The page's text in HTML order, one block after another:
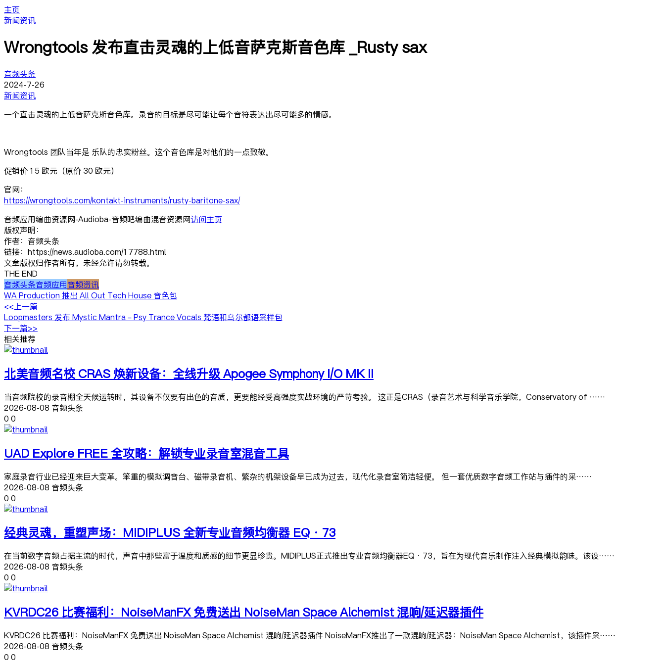
主页
新闻资讯
Wrongtools 发布直击灵魂的上低音萨克斯音色库 _Rusty sax
音频头条
2024-7-26
新闻资讯
一个直击灵魂的上低音萨克斯音色库。录音的目标是尽可能让每个音符表达出尽可能多的情感。
Wrongtools 团队当年是 乐队的忠实粉丝。这个音色库是对他们的一点致敬。
促销价 15 欧元（原价 30 欧元）
官网：
https://wrongtools.com/kontakt-instruments/rusty-baritone-sax/
音频应用编曲资源网-Audioba-音频吧编曲混音资源网访问主页
版权声明：
作者：音频头条
链接：https://news.audioba.com/17788.html
文章版权归作者所有，未经允许请勿转载。
THE END
音频头条音频应用音频资讯
WA Production 推出 All Out Tech House 音色包
<<上一篇
Loopmasters 发布 Mystic Mantra – Psy Trance Vocals 梵语和乌尔都语采样包
下一篇>>
相关推荐
北美音频名校 CRAS 焕新设备：全线升级 Apogee Symphony I/O MK II
当音频院校的录音棚全天候运转时，其设备不仅要有出色的音质，更要能经受高强度实战环境的严苛考验。 这正是CRAS（录音艺术与科学音乐学院，Conservatory of ……
2026-08-08 音频头条
0 0
UAD Explore FREE 全攻略：解锁专业录音室混音工具
家庭录音行业已经迎来巨大变革。笨重的模拟调音台、磁带录音机、繁杂的机架设备早已成为过去，现代化录音室简洁轻便。 但一套优质数字音频工作站与插件的采……
2026-08-08 音频头条
0 0
经典灵魂，重塑声场：MIDIPLUS 全新专业音频均衡器 EQ·73
在当前数字音频占据主流的时代，声音中那些富于温度和质感的细节更显珍贵。MIDIPLUS正式推出专业音频均衡器EQ·73，旨在为现代音乐制作注入经典模拟韵味。该设……
2026-08-08 音频头条
0 0
KVRDC26 比赛福利：NoiseManFX 免费送出 NoiseMan Space Alchemist 混响/延迟器插件
KVRDC26 比赛福利：NoiseManFX 免费送出 NoiseMan Space Alchemist 混响/延迟器插件 NoiseManFX推出了一款混响/延迟器：NoiseMan Space Alchemist，该插件采……
2026-08-08 音频头条
0 0